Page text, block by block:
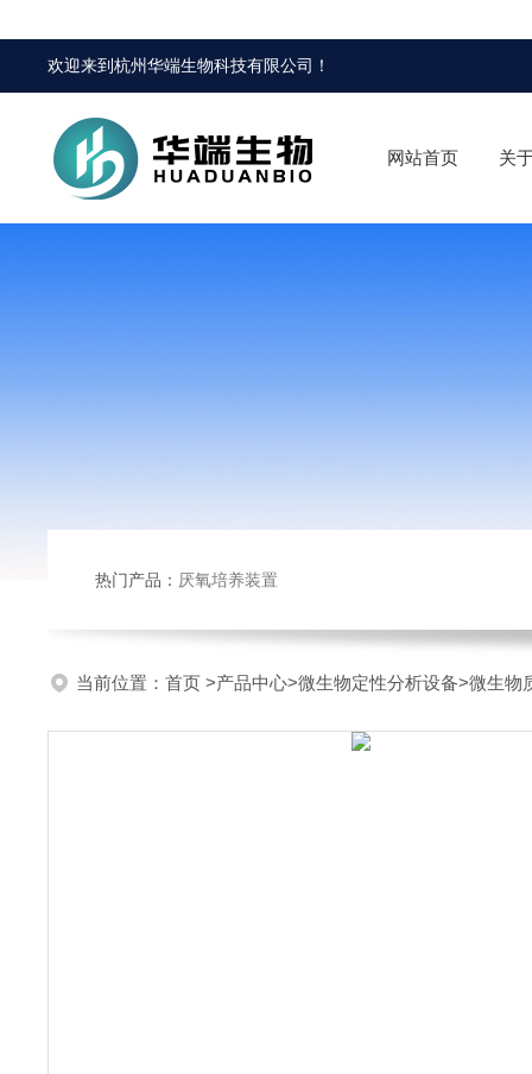
欢迎来到杭州华端生物科技有限公司 ！
网站首页 关
热门产品： 厌氧培养装置
当前位置： 首页 >产品中心>微生物定性分析设备>微生物